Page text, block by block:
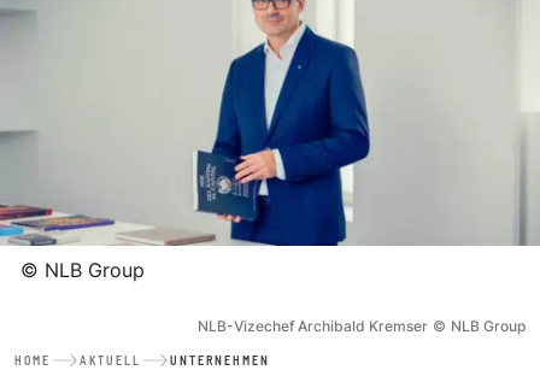
© NLB Group
NLB-Vizechef Archibald Kremser © NLB Group
HOME AKTUELL UNTERNEHMEN